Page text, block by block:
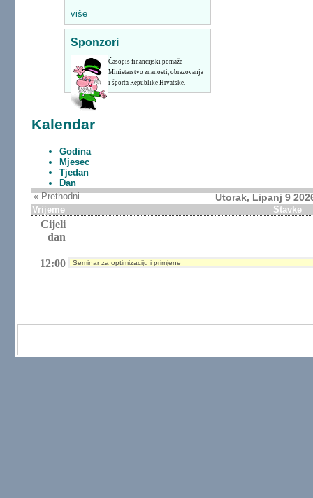
više
Sponzori
Časopis financijski pomaže
Ministarstvo znanosti, obrazovanja
i športa Republike Hrvatske.
Kalendar
Godina
Mjesec
Tjedan
Dan
« Prethodni
Utorak, Lipanj 9
Vrijeme Stavke
Cijeli
dan
12:00 Seminar za optimizaciju i primjene